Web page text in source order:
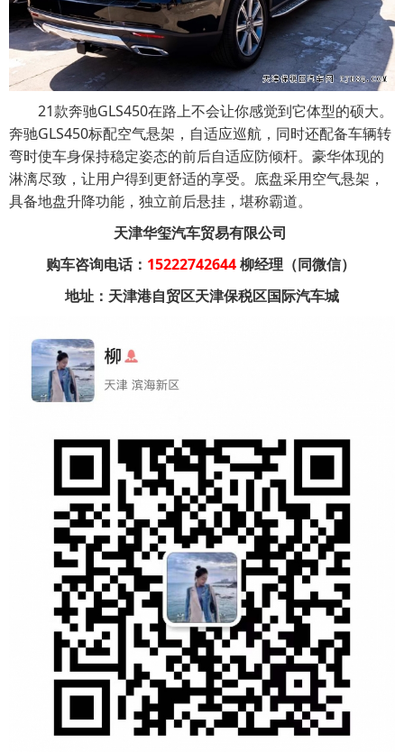
21款奔驰GLS450在路上不会让你感觉到它体型的硕大。
奔驰GLS450标配空气悬架，自适应巡航，同时还配备车辆转
弯时使车身保持稳定姿态的前后自适应防倾杆。豪华体现的
淋漓尽致，让用户得到更舒适的享受。底盘采用空气悬架，
具备地盘升降功能，独立前后悬挂，堪称霸道。
天津华玺汽车贸易有限公司
购车咨询电话： 15222742644 柳经理（同微信）
地址：天津港自贸区天津保税区国际汽车城